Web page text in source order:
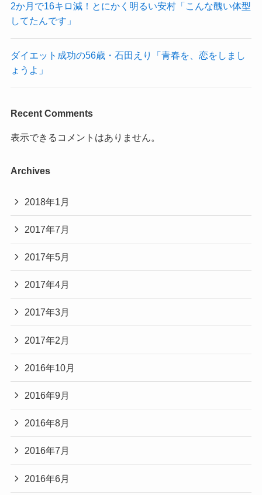
2か月で16キロ減！とにかく明るい安村「こんな醜い体型
してたんです」
ダイエット成功の56歳・石田えり「青春を、恋をしまし
ょうよ」
Recent Comments
表示できるコメントはありません。
Archives
2018年1月
2017年7月
2017年5月
2017年4月
2017年3月
2017年2月
2016年10月
2016年9月
2016年8月
2016年7月
2016年6月